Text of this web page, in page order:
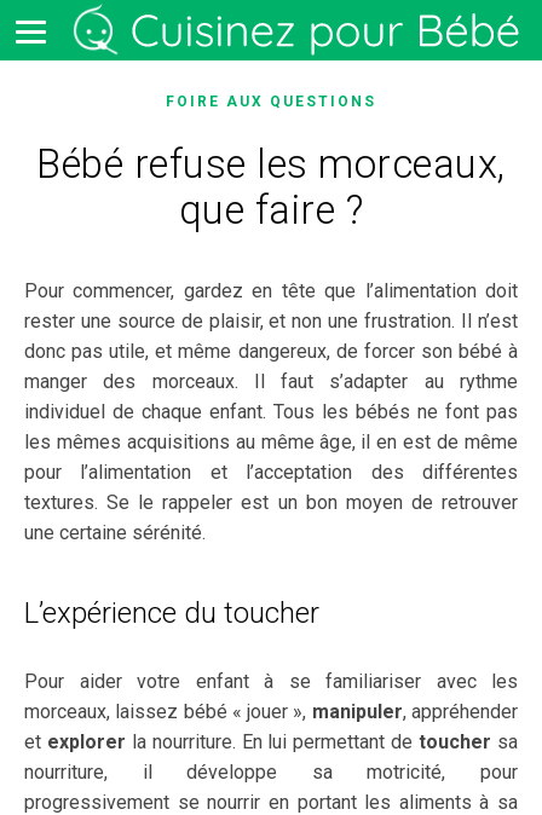
FOIRE AUX QUESTIONS
Bébé refuse les morceaux,
que faire ?
Pour commencer, gardez en tête que l’alimentation doit
rester une source de plaisir, et non une frustration. Il n’est
donc pas utile, et même dangereux, de forcer son bébé à
manger des morceaux. Il faut s’adapter au rythme
individuel de chaque enfant. Tous les bébés ne font pas
les mêmes acquisitions au même âge, il en est de même
pour l’alimentation et l’acceptation des différentes
textures. Se le rappeler est un bon moyen de retrouver
une certaine sérénité.
L’expérience du toucher
Pour aider votre enfant à se familiariser avec les
morceaux, laissez bébé « jouer », manipuler, appréhender
et explorer la nourriture. En lui permettant detoucher sa
nourriture, il développe sa motricité, pour
progressivement se nourrir en portant les aliments à sa